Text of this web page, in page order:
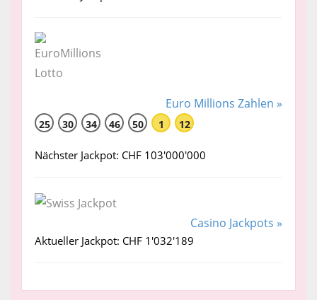
Euro Millions Zahlen »
25 30 34 46 50 1 12
Nächster Jackpot: CHF 103'000'000
Casino Jackpots »
Aktueller Jackpot: CHF 1'032'189